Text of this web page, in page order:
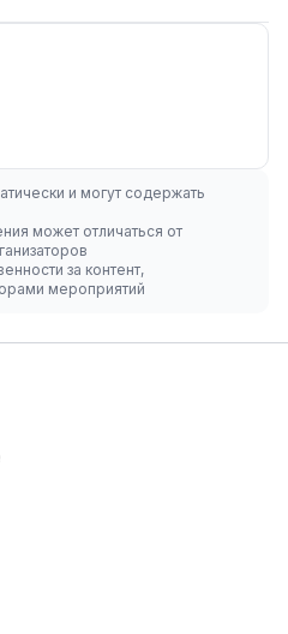
и могут содержать
может отличаться от
за контент,
мероприятий